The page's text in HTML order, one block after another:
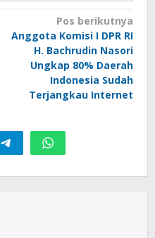
Pos berikutnya
Anggota Komisi I DPR RI
H. Bachrudin Nasori
Ungkap 80% Daerah
Indonesia Sudah
Terjangkau Internet